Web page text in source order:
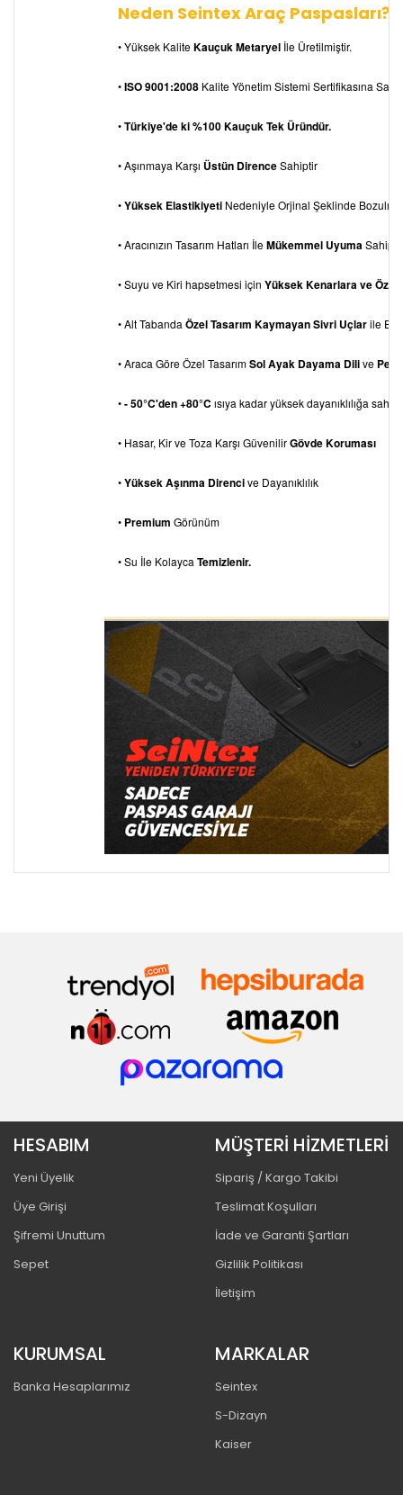
Neden Seintex Araç Paspasları?
• Yüksek KaliteKauçuk Metaryel İle Üretilmiştir.
•ISO 9001:2008 Kalite Yönetim Sistemi Sertifikasına
•Türkiye'de ki %100 Kauçuk Tek Üründür.
• Aşınmaya Karşı Üstün DirenceSahiptir
•Yüksek Elastikiyeti Nedeniyle Orjinal Şeklinde
• Aracınızın Tasarım Hatları İleMükemmel UyumaSahiptir
• Suyu ve Kiri hapsetmesi için Yüksek Kenarlara ve Özel
• Alt Tabanda Özel Tasarım Kaymayan Sivri Uçlarile
• Araca Göre Özel TasarımSol Ayak Dayama Dilive
•- 50°C'den +80°C ısıya kadar yüksek dayanıklılığa
• Hasar, Kir ve Toza Karşı GüvenilirGövde Koruması
•Yüksek Aşınma Direncive Dayanıklılık
• Premium Görünüm
• Su İle Kolayca Temizlenir.
HESABIM
Yeni Üyelik
Üye Girişi
Şifremi Unuttum
Sepet
MÜŞTERİ HİZMETLERİ
Sipariş / Kargo Takibi
Teslimat Koşulları
İade ve Garanti Şartları
Gizlilik Politikası
İletişim
KURUMSAL
Banka Hesaplarımız
MARKALAR
Seintex
S-Dizayn
Kaiser